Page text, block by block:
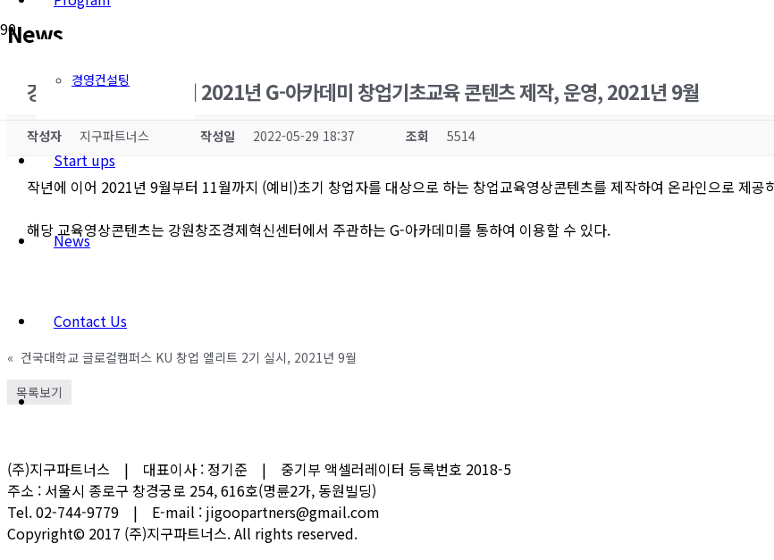
경영컨설팅
Start ups
News
Contact Us
News
강원창조경제혁신센터 2021년 G-아카데미 창업기초교육 콘텐츠 제작, 운영, 2021년 9월
작성자 지구파트너스 작성일 2022-05-29 18:37 조회 5514
작년에 이어 2021년 9월부터 11월까지 (예비)초기 창업자를 대상으로 하는 창업교육영상콘텐츠를 제작하여 온라인으로 제공
해당 교육영상콘텐츠는 강원창조경제혁신센터에서 주관하는 G-아카데미를 통하여 이용할 수 있다.
« 건국대학교 글로컬캠퍼스 KU 창업 엘리트 2기 실시, 2021년 9월
목록보기
(주)지구파트너스 | 대표이사 : 정기준 | 중기부 액셀러레이터 등록번호 2018-5
주소 : 서울시 종로구 창경궁로 254, 616호(명륜2가, 동원빌딩)
Tel. 02-744-9779 | E-mail : jigoopartners@gmail.com
Copyright© 2017 (주)지구파트너스. All rights reserved.